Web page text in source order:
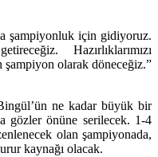
şampiyonluk için gidiyoruz.
Hazırlıklarımızı
şampiyon olarak döneceğiz.”
ne kadar büyük bir
gözler önüne serilecek. 1-4
olan şampiyonada,
kaynağı olacak.